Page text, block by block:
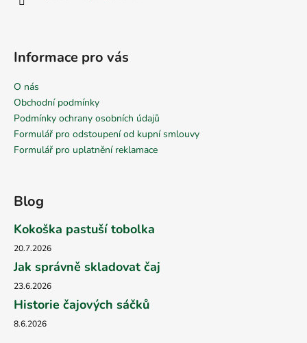
Informace pro vás
O nás
Obchodní podmínky
Podmínky ochrany osobních údajů
Formulář pro odstoupení od kupní smlouvy
Formulář pro uplatnění reklamace
Blog
Kokoška pastuší tobolka
20.7.2026
Jak správně skladovat čaj
23.6.2026
Historie čajových sáčků
8.6.2026